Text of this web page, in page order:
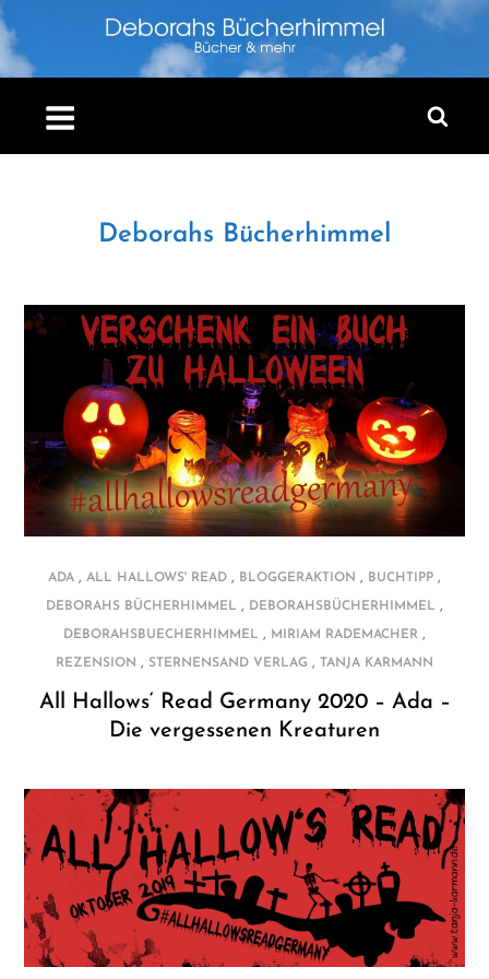
Skip
to
content
Deborahs Bücherhimmel
ADA , ALL HALLOWS' READ , BLOGGERAKTION , BUCHTIPP ,
DEBORAHS BÜCHERHIMMEL , DEBORAHSBÜCHERHIMMEL ,
DEBORAHSBUECHERHIMMEL , MIRIAM RADEMACHER ,
REZENSION , STERNENSAND VERLAG , TANJA KARMANN
All Hallows‘ Read Germany 2020 – Ada –
Die vergessenen Kreaturen